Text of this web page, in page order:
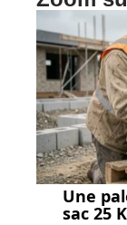
Une
sac 25